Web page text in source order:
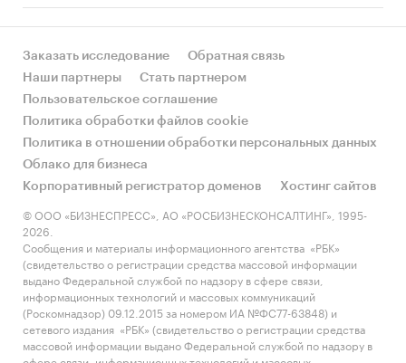
за счет реального спроса или за счет
динамикой других регионов?
• Какое место регион занимает в России и в
своем федеральном округе по объему продаж
и по продажам на душу населения?
• К какому сегменту можно отнести рынок по
размеру и темпом роста (малый/крупный, с
опережающей динамикой/с отстающей
динамикой) в стратегической перспективе и в
текущей ситуации? Меняются ли позиции
региона с течением времени?
• Насколько рынок насыщен и какой у региона
потенциал роста, если сравнить его с
регионами со схожими доходами, со схожей
Заказать исследование
Обратная связь
Наши партнеры
Стать партнером
Пользовательское соглашение
Политика обработки файлов cookie
Политика в отношении обработки персональных данных
Облако для бизнеса
Корпоративный регистратор доменов
Хостинг сайтов
© ООО «БИЗНЕСПРЕСС», АО «РОСБИЗНЕСКОНСАЛТИНГ», 1995-
2026.
Сообщения и материалы информационного агентства «РБК»
(свидетельство о регистрации средства массовой информации
выдано Федеральной службой по надзору в сфере связи,
информационных технологий и массовых коммуникаций
(Роскомнадзор) 09.12.2015 за номером ИА №ФС77-63848) и
сетевого издания «РБК» (свидетельство о регистрации средства
массовой информации выдано Федеральной службой по надзору в